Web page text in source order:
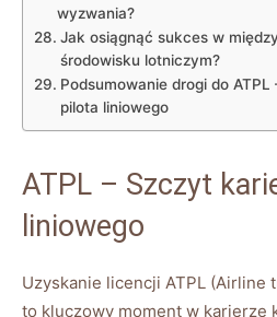
wyzwania?
Jak osiągnąć sukces w
środowisku lotniczym?
Podsumowanie drogi do ATPL
pilota liniowego
ATPL – Szczyt
liniowego
Uzyskanie licencji ATPL (Airline
to kluczowy moment w karierze